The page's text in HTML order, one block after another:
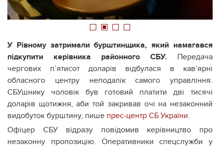
1 2 3 4
У Рівному затримали бурштинщика, який намагався
підкупити керівника районного СБУ. Передача
чергових п’ятисот доларів відбулася в кав’ярні
обласного центру неподалік самого управління.
СБУшнику чоловік був готовий платити дві тисячі
доларів щотижня, аби той закривав очі на незаконний
видобуток бурштину, пише прес-центр СБ України.
Офіцер СБУ відразу повідомив керівництво про
незаконну пропозицію. Оперативники спецслужби у